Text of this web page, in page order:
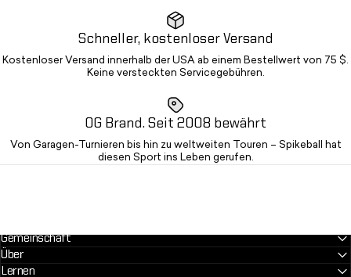
Schneller, kostenloser Versand
Kostenloser Versand innerhalb der USA ab einem Bestellwert von 75 $.
Keine versteckten Servicegebühren.
OG Brand. Seit 2008 bewährt
Von Garagen-Turnieren bis hin zu weltweiten Touren – Spikeball hat
diesen Sport ins Leben gerufen.
Gemeinschaft
Über
Lernen